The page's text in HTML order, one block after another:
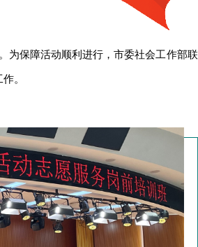
为保障活动顺利进行，市委社会工作部联
。